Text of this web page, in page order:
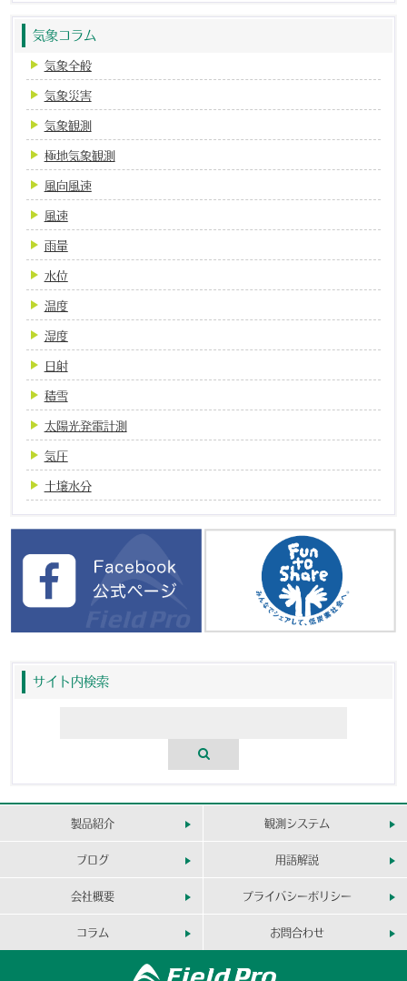
気象コラム
気象全般
気象災害
気象観測
極地気象観測
風向風速
風速
雨量
水位
温度
湿度
日射
積雪
太陽光発電計測
気圧
土壌水分
サイト内検索
製品紹介 観測システム
ブログ 用語解説
会社概要 プライバシーポリシー
コラム お問合わせ